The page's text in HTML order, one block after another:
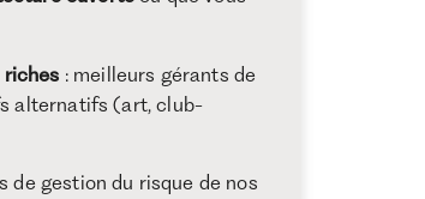
riches : meilleurs gérants de
alternatifs (art, club-
gestion du risque de nos